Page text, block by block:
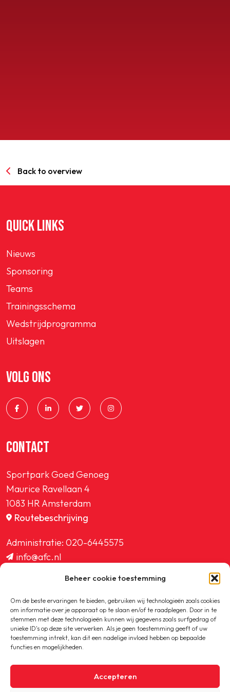
Beheer cookie toestemming
Om de beste ervaringen te bieden, gebruiken wij technologieën zoals cookies
om informatie over je apparaat op te slaan en/of te raadplegen. Door in te
stemmen met deze technologieën kunnen wij gegevens zoals surfgedrag of
unieke ID's op deze site verwerken. Als je geen toestemming geeft of uw
toestemming intrekt, kan dit een nadelige invloed hebben op bepaalde
functies en mogelijkheden.
Accepteren
Back to overview
QUICK LINKS
Nieuws
Sponsoring
Teams
Trainingsschema
Wedstrijdprogramma
Uitslagen
VOLG ONS
CONTACT
Sportpark Goed Genoeg
Maurice Ravellaan 4
1083 HR Amsterdam
Routebeschrijving
Administratie: 020-6445575
info@afc.nl
ledenadministratie@afc.nl
Copyright © 2020-2026 AFC